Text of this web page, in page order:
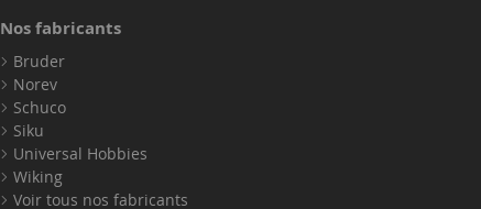
Nos fabricants
Bruder
Norev
Schuco
Siku
Universal Hobbies
Wiking
Voir tous nos fabricants